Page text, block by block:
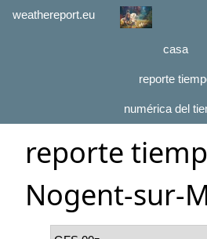
weathereport.eu
casa
reporte
numérica del
reporte
Nogent-sur-